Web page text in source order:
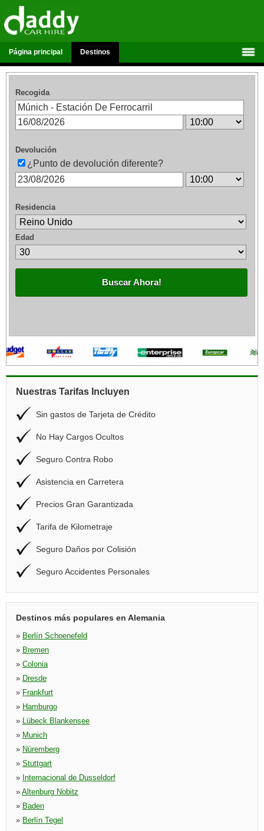
Página principal Destinos
Recogida
Devolución
¿Punto de devolución diferente?
Residencia
Edad
Buscar Ahora!
Nuestras Tarifas Incluyen
Sin gastos de Tarjeta de Crédito
No Hay Cargos Ocultos
Seguro Contra Robo
Asistencia en Carretera
Precios Gran Garantizada
Tarifa de Kilometraje
Seguro Daños por Colisión
Seguro Accidentes Personales
Destinos más populares en Alemania
» Berlín Schoenefeld
» Bremen
» Colonia
» Dresde
» Frankfurt
» Hamburgo
» Lübeck Blankensee
» Munich
» Núremberg
» Stuttgart
» Internacional de Dusseldorf
» Altenburg Nobitz
» Baden
» Berlín Tegel